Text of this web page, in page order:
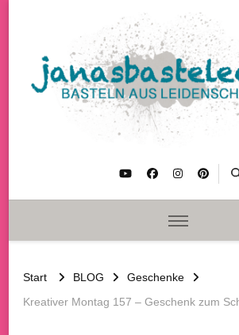
Start BLOG
Geschenke
Kreativer Montag 157 – Geschenk zum